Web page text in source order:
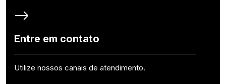
Entre em contato
Utilize nossos canais de atendimento.